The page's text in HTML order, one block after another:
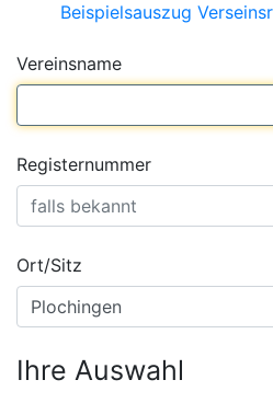
Beispielsauszug
Vereinsname
Registernummer
Ort/Sitz
Ihre Auswahl